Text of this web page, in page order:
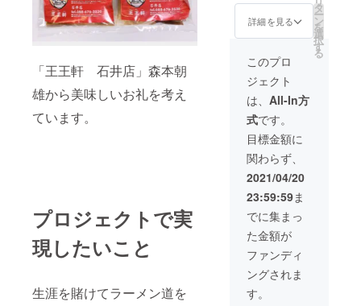
「王王軒 石井店」森本朝
雄から美味しいお礼を考え
ています。
プロジェクトで実
現したいこと
生涯を賭けてラーメン道を
（郵送
箇所が
二か所
合は備
考欄に
住所を
ご記載
くださ
い。）
詳細を見る
タ
ー
ン
を
選
択
す
る
このプロ
ジェクト
は、 All-In方
式です。
目標金額に
関わらず、
2021/04/20
23:59:59ま
でに集まっ
た金額が
ファンディ
ングされま
す。